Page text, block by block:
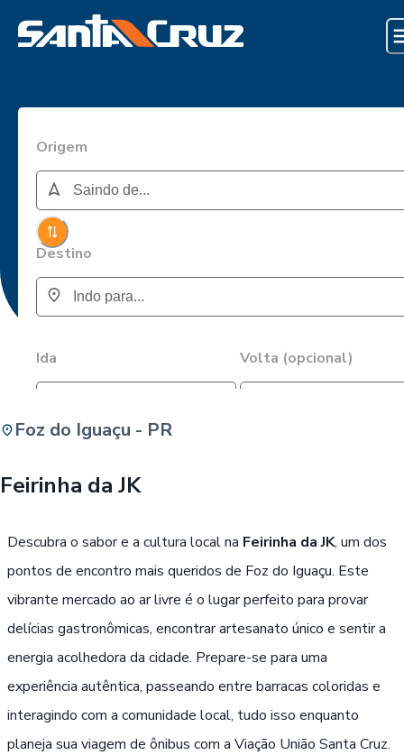
Origem
Destino
Ida Volta (opcional)
Foz do Iguaçu - PR
Feirinha da JK
Descubra o sabor e a cultura local na Feirinha da JK, um dos
pontos de encontro mais queridos de Foz do Iguaçu. Este
vibrante mercado ao ar livre é o lugar perfeito para provar
delícias gastronômicas, encontrar artesanato único e sentir a
energia acolhedora da cidade. Prepare-se para uma
experiência autêntica, passeando entre barracas coloridas e
interagindo com a comunidade local, tudo isso enquanto
planeja sua viagem de ônibus com a Viação União Santa Cruz.